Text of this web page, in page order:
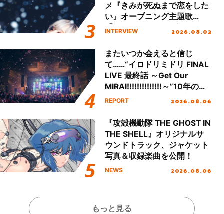
メ『きみが死ぬまで恋をした
い』オープニング主題歌
「Amore」インタビュー
INTERVIEW 2026.08.03
またいつか会えると信じ
て……“イロドリミドリ FINAL
LIVE 最終話 ～Get Our
MIRAI!!!!!!!!!!!!!!～”10年の活
動を経てファイナルを迎える
REPORT 2026.08.06
『攻殻機動隊 THE GHOST IN
THE SHELL』オリジナルサ
ウンドトラック、ジャケット
写真＆収録楽曲を公開！
NEWS 2026.08.06
もっと見る